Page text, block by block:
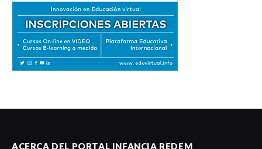
ACERCA DEL PORTAL INFANCIA REDEM